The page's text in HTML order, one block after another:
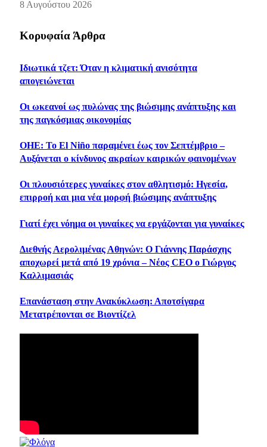
8 Αυγούστου 2026
Κορυφαία Άρθρα
Ιδιωτικά τζετ: Όταν η κλιματική ανισότητα
απογειώνεται
Οι ωκεανοί ως πυλώνας της βιώσιμης ανάπτυξης και
της παγκόσμιας οικονομίας
ΟΗΕ: Το El Niño παραμένει έως τον Σεπτέμβριο –
Αυξάνεται ο κίνδυνος ακραίων καιρικών φαινομένων
Οι πλουσιότερες γυναίκες στον αθλητισμό: Ηγεσία,
επιρροή και μια νέα μορφή βιώσιμης ανάπτυξης
Γιατί έχει νόημα οι γυναίκες να εργάζονται για γυναίκες
Διεθνής Αερολιμένας Αθηνών: Ο Γιάννης Παράσχης
αποχωρεί μετά από 19 χρόνια – Νέος CEO ο Γιώργος
Καλλιμασιάς
Επανάσταση στην Ανακύκλωση: Αποτσίγαρα
Μετατρέπονται σε Βιοντίζελ